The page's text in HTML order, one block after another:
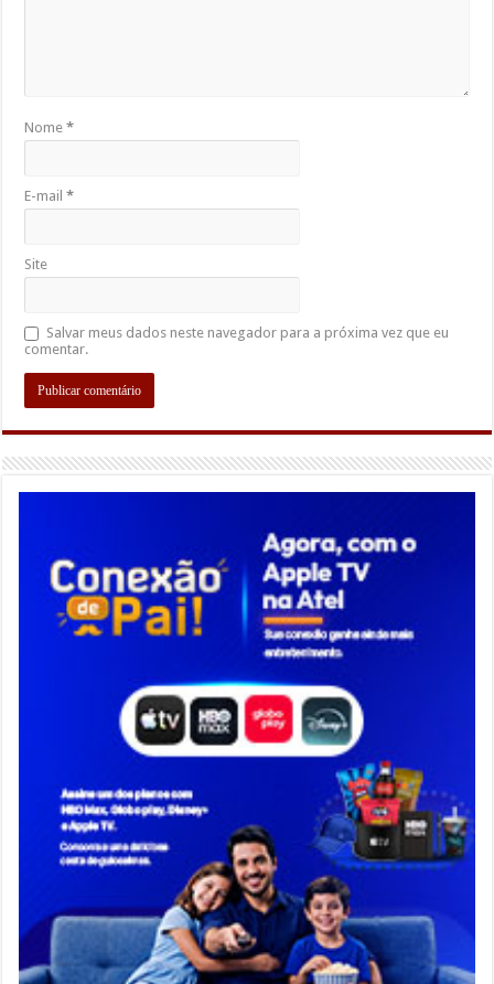
Nome*
E-mail*
Site
Salvar meus dados neste navegador para a próxima vez que eu
comentar.